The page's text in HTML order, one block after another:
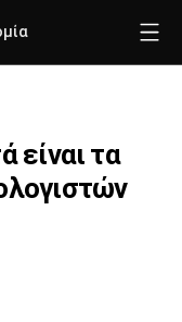
είναι τα